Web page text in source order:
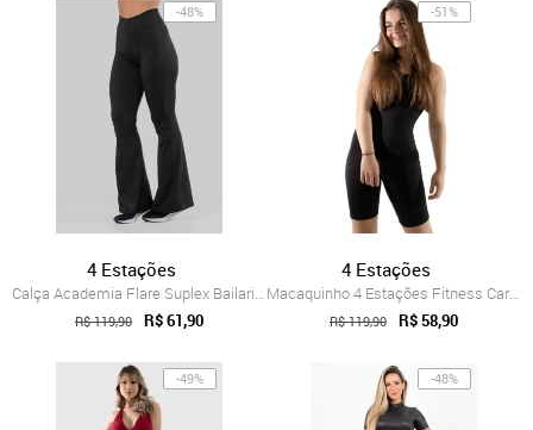
-48%
4 Estações
Calça Academia Flare Suplex Bailarina Bo...
R$ 119,90 R$ 61,90
-51%
4 Estações
Macaquinho 4 Estações Fitness Carol Curt...
R$ 119,90 R$ 58,90
-49% -48%